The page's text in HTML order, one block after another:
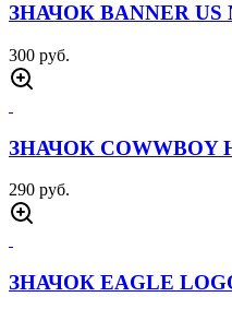
ЗНАЧОК BANNER US
300 руб.
ЗНАЧОК COWWBOY
290 руб.
ЗНАЧОК EAGLE